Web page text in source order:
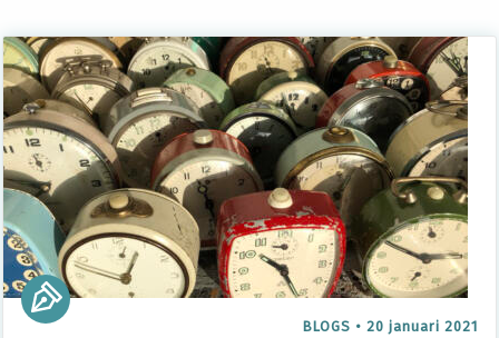
BLOGS • 20 januari 2021